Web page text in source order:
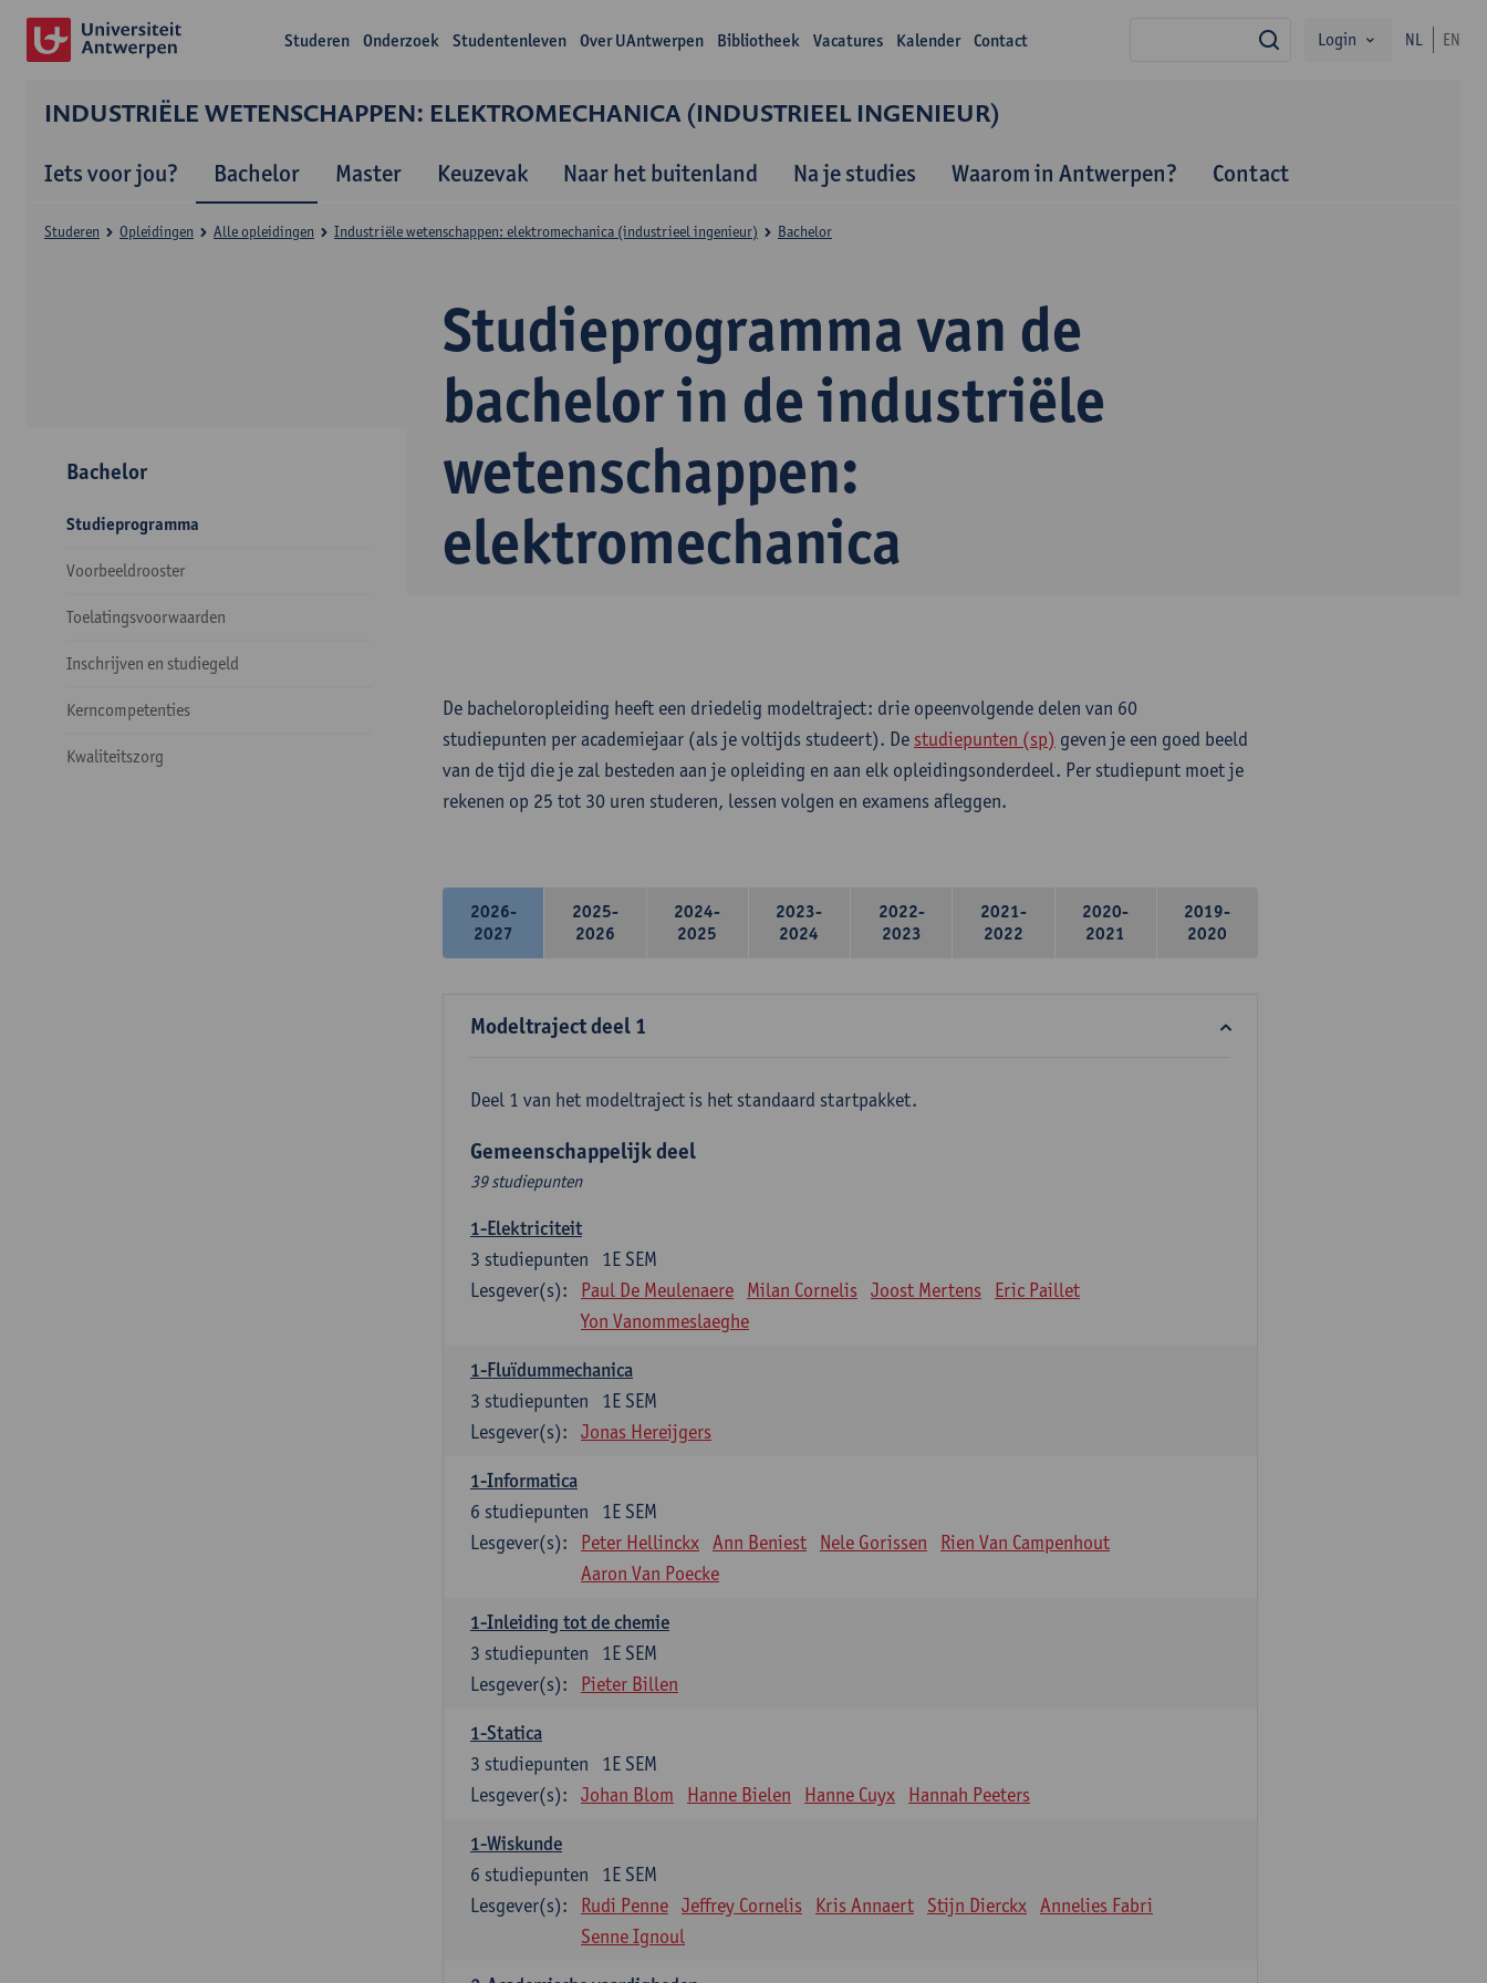
Studeren Onderzoek Studentenleven Over UAntwerpen Bibliotheek Vacatures Kalender Contact zoekLogin NL EN
INDUSTRIËLE WETENSCHAPPEN: ELEKTROMECHANICA (INDUSTRIEEL INGENIEUR)
Iets voor jou? Bachelor Master Keuzevak Naar het buitenland Na je studies Waarom in Antwerpen? Contact
Studieprogramma van de
bachelor in de industriële
wetenschappen:
elektromechanica
Studeren Opleidingen Alle opleidingen Industriële wetenschappen: elektromechanica (industrieel ingenieur) Bachelor
Bachelor
Studieprogramma
Voorbeeldrooster
Toelatingsvoorwaarden
Inschrijven en studiegeld
Kerncompetenties
Kwaliteitszorg
De bacheloropleiding heeft een driedelig modeltraject: drie opeenvolgende delen van 60
studiepunten per academiejaar (als je voltijds studeert). De studiepunten (sp) geven je een goed beeld
van de tijd die je zal besteden aan je opleiding en aan elk opleidingsonderdeel. Per studiepunt moet je
rekenen op 25 tot 30 uren studeren, lessen volgen en examens afleggen.
2026-
2027
2025-
2026
2024-
2025
2023-
2024
2022-
2023
2021-
2022
2020-
2021
2019-
2020
Modeltraject deel 1
Deel 1 van het modeltraject is het standaard startpakket.
Gemeenschappelijk deel
39 studiepunten
1-Elektriciteit
1E SEM
3 studiepunten
Lesgever(s):
Paul De Meulenaere Milan Cornelis Joost Mertens
Eric Paillet
Yon Vanommeslaeghe
1-Fluïdummechanica
1E SEM
3 studiepunten
Lesgever(s):
Jonas Hereijgers
1-Informatica
1E SEM
6 studiepunten
Lesgever(s):
Peter Hellinckx Ann Beniest Nele Gorissen
Rien Van Campenhout
Aaron Van Poecke
1-Inleiding tot de chemie
1E SEM
3 studiepunten
Lesgever(s):
Pieter Billen
1-Statica
1E SEM
3 studiepunten
Lesgever(s):
Johan Blom Hanne Bielen Hanne Cuyx Hannah Peeters
1-Wiskunde
1E SEM
6 studiepunten
Lesgever(s):
Rudi Penne Jeffrey Cornelis Kris Annaert Stijn Dierckx Annelies Fabri
Senne Ignoul